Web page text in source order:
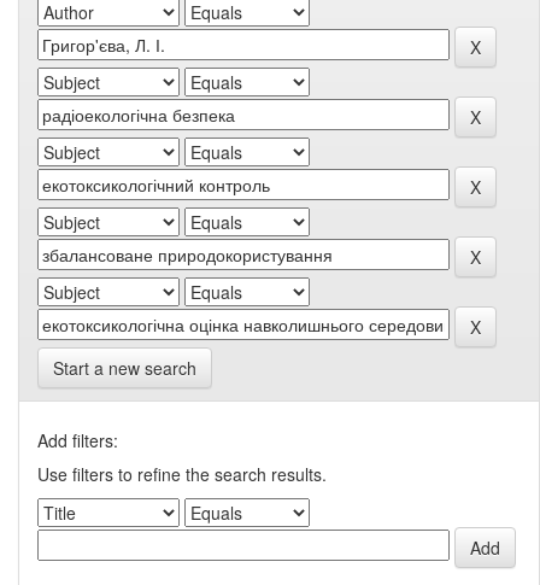
Start a new search
Add filters:
Use filters to refine the search results.